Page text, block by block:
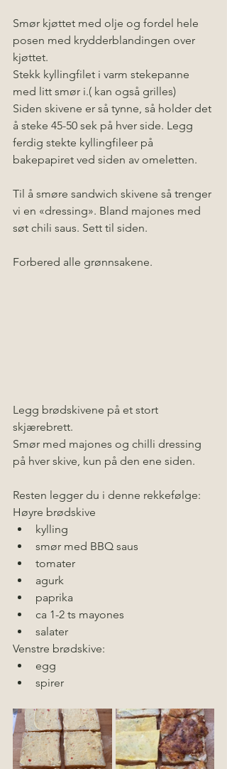
Smør kjøttet med olje og fordel hele
posen med krydderblandingen over
kjøttet.
Stekk kyllingfilet i varm stekepanne
med litt smør i.( kan også grilles)
Siden skivene er så tynne, så holder det
å steke 45-50 sek på hver side. Legg
ferdig stekte kyllingfileer på
bakepapiret ved siden av omeletten.
Til å smøre sandwich skivene så trenger
vi en «dressing». Bland majones med
søt chili saus. Sett til siden.
Forbered alle grønnsakene.
Legg brødskivene på et stort
skjærebrett.
Smør med majones og chilli dressing
på hver skive, kun på den ene siden.
Resten legger du i denne rekkefølge:
Høyre brødskive
kylling
smør med BBQ saus
tomater
agurk
paprika
ca 1-2 ts mayones
salater
Venstre brødskive:
egg
spirer